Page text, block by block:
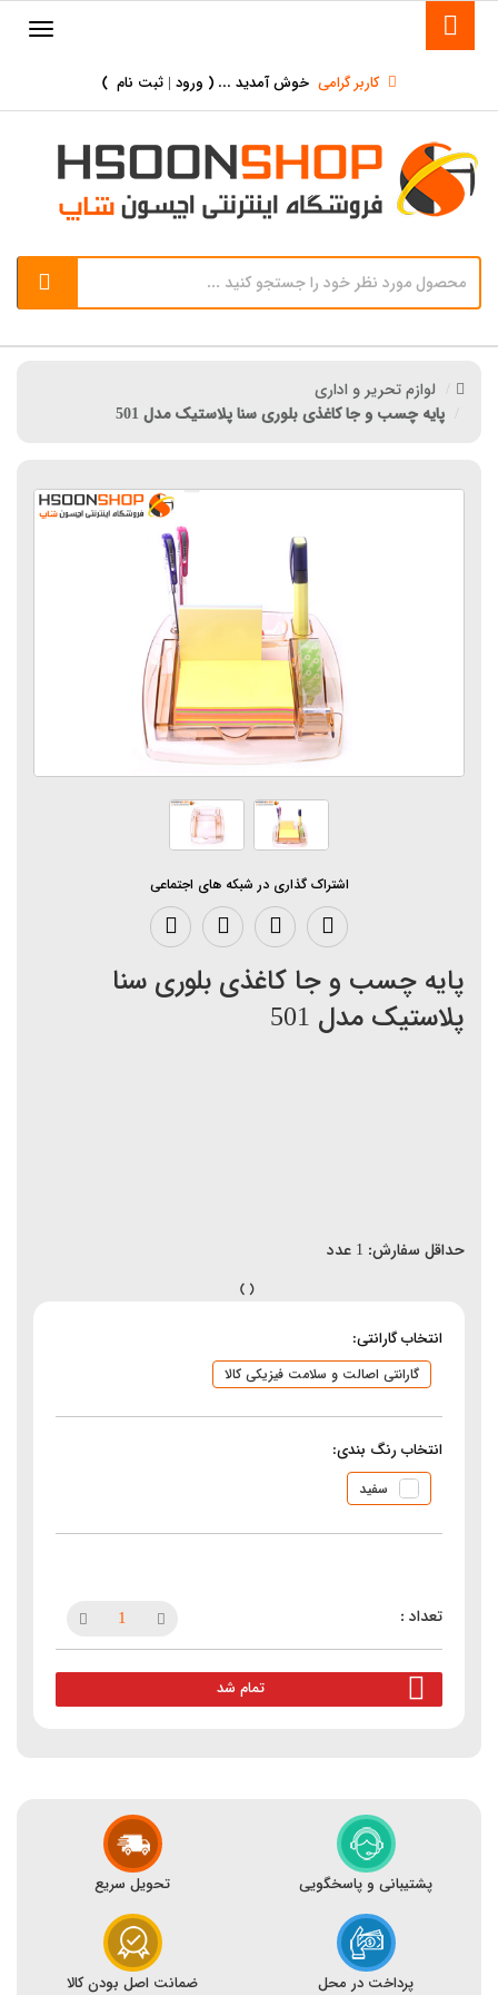
کاربر گرامی خوش آمدید ... ( ورود | ثبت نام )
لوازم تحریر و اداری
پایه چسب و جا کاغذی بلوری سنا پلاستیک مدل 501
اشتراک گذاری در شبکه های اجتماعی
پایه چسب و جا کاغذی بلوری سنا
پلاستیک مدل 501
حداقل سفارش: 1 عدد
انتخاب گارانتی:
گارانتی اصالت و سلامت فیزیکی کالا
انتخاب رنگ بندی:
سفید
تمام شد
پشتیبانی و پاسخگویی تحویل سریع
پرداخت در محل ضمانت اصل بودن کالا